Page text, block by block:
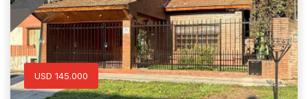
USD 145.000